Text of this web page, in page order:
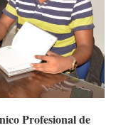
Profesional de